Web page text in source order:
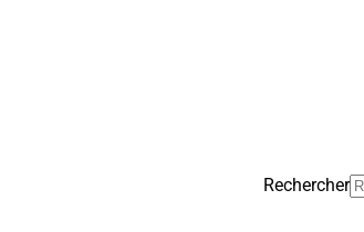
Rechercher